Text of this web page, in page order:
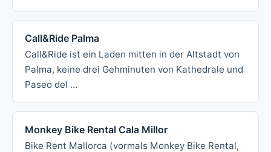
Call&Ride Palma
Call&Ride ist ein Laden mitten in der Altstadt von
Palma, keine drei Gehminuten von Kathedrale und
Paseo del …
Monkey Bike Rental Cala Millor
Bike Rent Mallorca (vormals Monkey Bike Rental,